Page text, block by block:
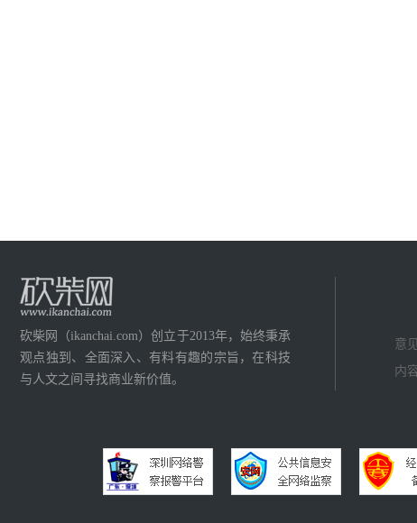
砍柴网（ikanchai.com）创立于2013年，始终秉承
观点独到、全面深入、有料有趣的宗旨，在科技
与人文之间寻找商业新价值。
意
内